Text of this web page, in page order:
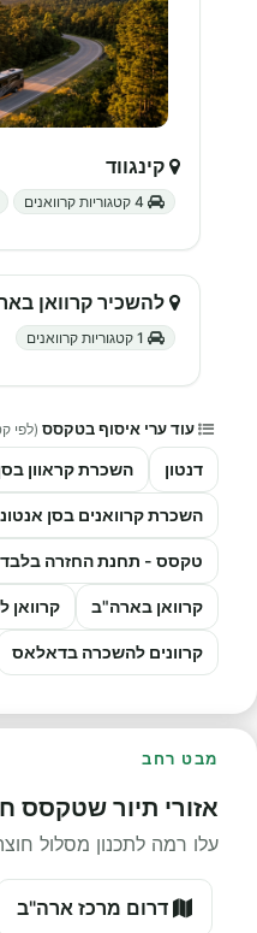
קינגווד
להשכיר קרוואן
עוד ערי איסוף בטקסס (לפי
דנטון השכרת קראוון בסן
השכרת קרוואנים בסן
טקסס - תחנת החזרה בלבד
קרוואן בארה"ב קרוואן
קרוונים להשכרה בדאלאס
מבט רחב
אזורי תיור שטקסס
עלו רמה לתכנון מסלול
דרום מרכז ארה"ב